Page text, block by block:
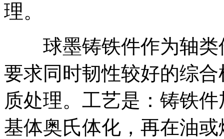
理。
球墨铸铁件作为轴类
要求同时韧性较好的综
质处理。工艺是：铸铁
基体奥氏体化，再在油